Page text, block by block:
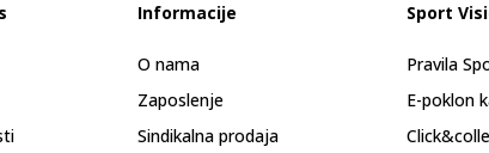
Informacije
O nama
Zaposlenje
Sindikalna prodaja
Sport
Pravila
E-poklon